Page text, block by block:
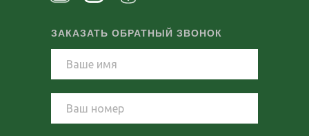
ЗАКАЗАТЬ ОБРАТНЫЙ ЗВОНОК